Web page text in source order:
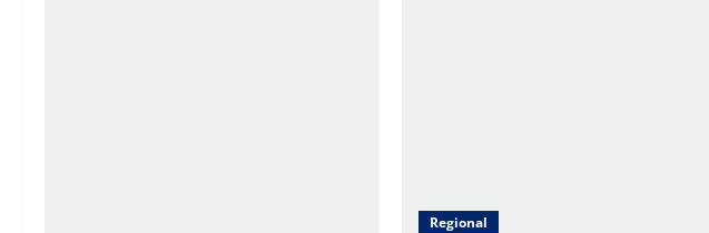
Regional